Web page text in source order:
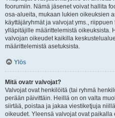
foorumiin. Nämä jäsenet voivat hallita
osa-alueita, mukaan lukien oikeuksien
käyttäjäryhmät ja valvojat yms.,
ylläpitäjille määrittelemistä oikeuksista.
valvojan oikeudet kaikilla
määrittelemistä asetuksista.
Ylös
Mitä ovatr valvojat?
Valvojat ovat henkilöitä (tai ryhmä
perään päivittäin. Heillä on on valta
siirtää, poistaa ja jakaa viestiketjuja
oikeudet. Yleensä valvojat ovat paikalla